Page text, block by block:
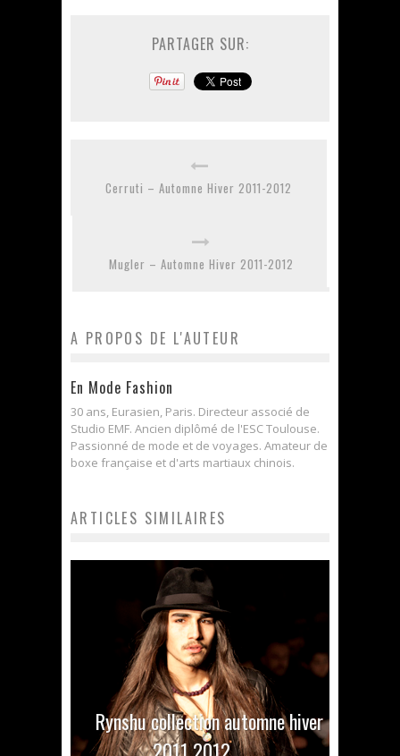
PARTAGER SUR:
Cerruti – Automne Hiver 2011-2012
Mugler – Automne Hiver 2011-2012
A PROPOS DE L'AUTEUR
En Mode Fashion
30 ans, Eurasien, Paris. Directeur associé de
Studio EMF. Ancien diplômé de l'ESC Toulouse.
Passionné de mode et de voyages. Amateur de
boxe française et d'arts martiaux chinois.
ARTICLES SIMILAIRES
Rynshu collection automne hiver